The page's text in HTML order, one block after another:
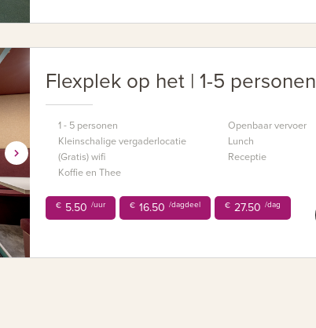
Flexplek op het | 1-5 personen
1 - 5 personen
Kleinschalige vergaderlocatie
(Gratis) wifi
Koffie en Thee
Openbaar vervoer
Lunch
Receptie
€ 5.50 /uur € 16.50 /dagdeel € 27.50 /dag